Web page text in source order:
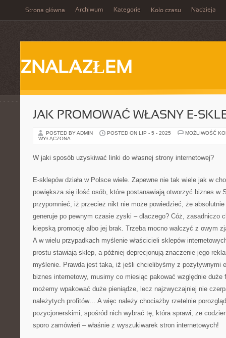
Strona główna Archiwum Kategorie Koło czasu Nadzieja
ZNALAZŁEM
JAK PROMOWAĆ WŁASNY E-
POSTED BY ADMIN POSTED ON LIP - 5 - 2025
MOŻLIWOŚĆ
WYŁĄCZONA
W jaki sposób uzyskiwać linki do własnej strony internetowej?
E-sklepów działa w Polsce wiele. Zapewne nie tak wiele jak w
powiększa się ilość osób, które postanawiają otworzyć biznes w
przypomnieć, iż przecież nikt nie może powiedzieć, że
generuje po pewnym czasie zyski – dlaczego? Cóż, zasadniczo
kiepską promocję albo jej brak. Trzeba mocno walczyć z owym
A w wielu przypadkach myślenie właścicieli sklepów
prostu stawiają sklep, a później deprecjonują znaczenie jego
myślenie. Prawda jest taka, iż jeśli chcielibyśmy z pozytywnymi
biznes internetowy, musimy co miesiąc pakować względnie duże
możemy wpakować duże pieniądze, lecz najzwyczajniej nie
należytych profitów… A więc należy chociażby rzetelnie
pozycjonerskimi, spośród nich wybrać tę, która sprawi, że
sporo zamówień – właśnie z wyszukiwarek stron internetowych!